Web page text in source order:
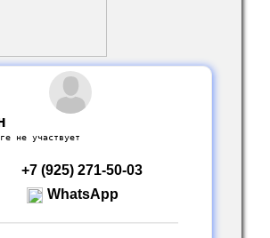
не участвует
+7 (925) 271-50-03
WhatsApp